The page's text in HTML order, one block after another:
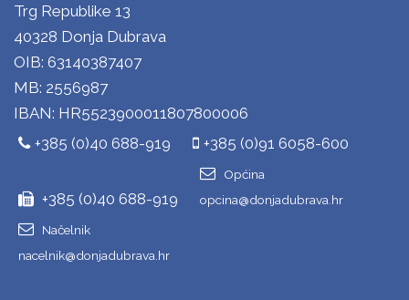
Trg Republike 13
40328 Donja Dubrava
OIB: 63140387407
MB: 2556987
IBAN: HR5523900011807800006
+385 (0)40 688-919
+385 (0)91 6058-600
+385 (0)40 688-919
Općina
opcina@donjadubrava.hr
Načelnik
nacelnik@donjadubrava.hr